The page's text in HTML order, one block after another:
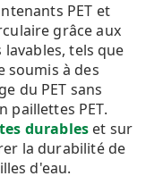
PET et
grâce aux
lavables, tels que
soumis à des
du PET sans
paillettes PET.
durables et sur
la durabilité de
d'eau.